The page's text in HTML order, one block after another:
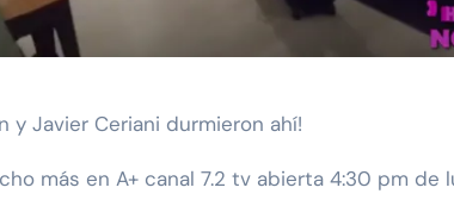
y Javier Ceriani durmieron ahí!
más en A+ canal 7.2 tv abierta 4:30 pm de